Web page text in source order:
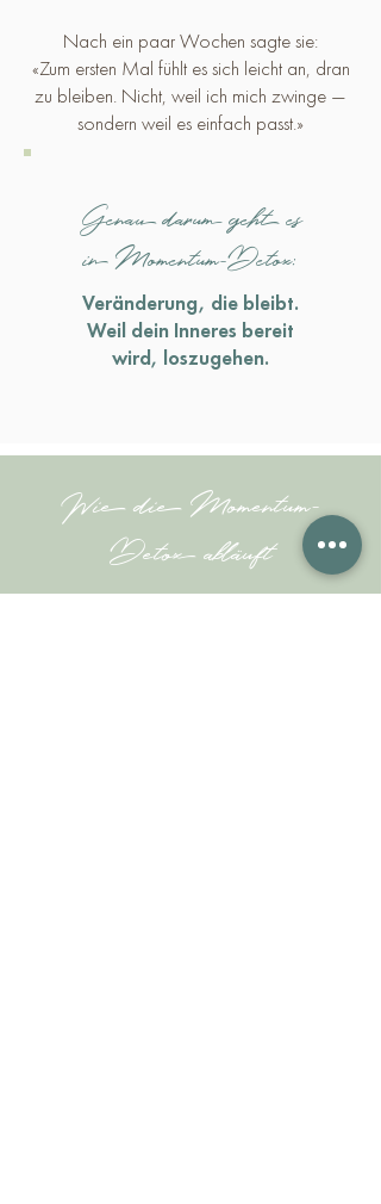
Nach ein paar Wochen sagte sie:
«Zum ersten Mal fühlt es sich leicht an, dran
zu bleiben. Nicht, weil ich mich zwinge —
sondern weil es einfach passt.»
Genau darum geht es
in Momentum-Detox:
Veränderung, die bleibt.
Weil dein Inneres bereit
wird, loszugehen.
Wie die Momentum-
Detox abläuft